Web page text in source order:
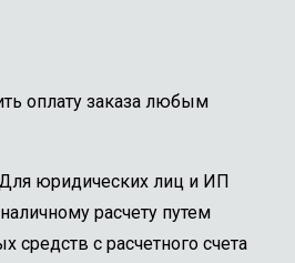
оплату заказа любым
юридических лиц и ИП
расчету путем
средств с расчетного счета